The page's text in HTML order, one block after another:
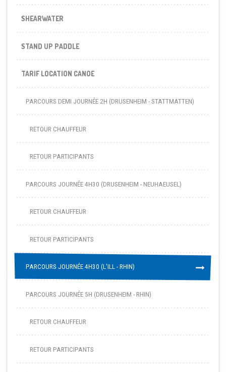
SHEARWATER
STAND UP PADDLE
TARIF LOCATION CANOE
PARCOURS DEMI JOURNÉE 2H (DRUSENHEIM - STATTMATTEN)
RETOUR CHAUFFEUR
RETOUR PARTICIPANTS
PARCOURS JOURNÉE 4H30 (DRUSENHEIM - NEUHAEUSEL)
RETOUR CHAUFFEUR
RETOUR PARTICIPANTS
PARCOURS JOURNÉE 4H30 (L'ILL - RHIN)
PARCOURS JOURNÉE 4H30 (L'ILL - RHIN)
PARCOURS JOURNÉE 5H (DRUSENHEIM - RHIN)
RETOUR CHAUFFEUR
RETOUR PARTICIPANTS